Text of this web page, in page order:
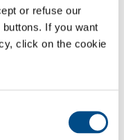
or refuse our
If you want
click on the cookie